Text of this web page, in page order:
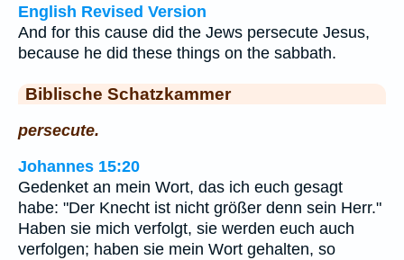
English Revised Version
And for this cause did the Jews persecute Jesus,
because he did these things on the sabbath.
Biblische Schatzkammer
persecute.
Johannes 15:20
Gedenket an mein Wort, das ich euch gesagt
habe: "Der Knecht ist nicht größer denn sein Herr."
Haben sie mich verfolgt, sie werden euch auch
verfolgen; haben sie mein Wort gehalten, so